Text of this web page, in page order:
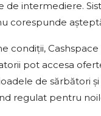
de intermediere.
corespunde
condiții,
pot accesa
de sărbători
regulat pentru